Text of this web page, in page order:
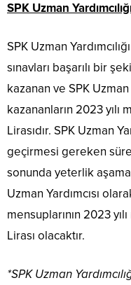
SPK Uzman
SPK Uzman
sınavları başarılı bir
kazanan ve SPK
kazananların 2023 yılı
Lirasıdır. SPK Uzman
geçirmesi gereken
sonunda yeterlik
Uzman Yardımcısı
mensuplarının 2023
Lirası olacaktır.
*SPK Uzman